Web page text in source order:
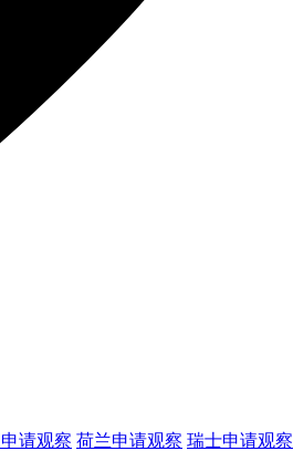
申请观察 荷兰申请观察 瑞士申请观察